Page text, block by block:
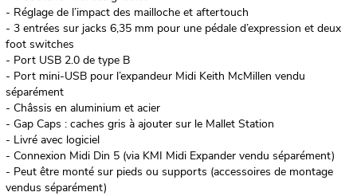
- Réglage de l’impact des mailloche et aftertouch
- 3 entrées sur jacks 6,35 mm pour une pédale d’expression et deux
foot switches
- Port USB 2.0 de type B
- Port mini-USB pour l’expandeur Midi Keith McMillen vendu
séparément
- Châssis en aluminium et acier
- Gap Caps : caches gris à ajouter sur le Mallet Station
- Livré avec logiciel
- Connexion Midi Din 5 (via KMI Midi Expander vendu séparément)
- Peut être monté sur pieds ou supports (accessoires de montage
vendus séparément)